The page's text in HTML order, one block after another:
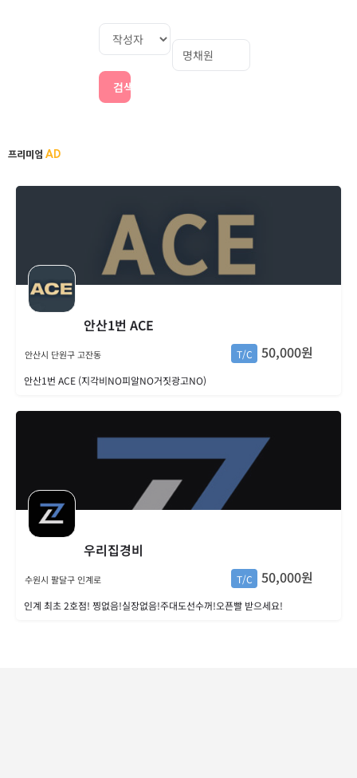
검색
프리미엄 AD
안산1번 ACE
T/C 50,000원
안산시 단원구 고잔동
안산1번 ACE (지각비NO피알NO거짓광고NO)
우리집경비
T/C 50,000원
수원시 팔달구 인계로
인계 최초 2호점! 찡없음!실장없음!주대도선수꺼!오픈빨 받으세요!